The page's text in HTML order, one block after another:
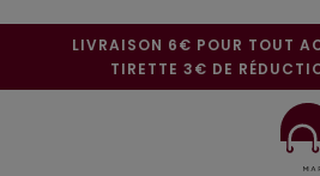
LIVRAISON 6€ POUR TOUT
TIRETTE 3€ DE